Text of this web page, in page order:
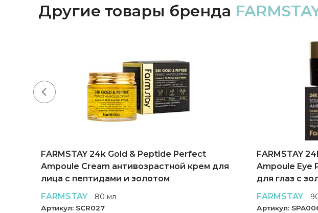
Другие товары бренда
FARMSTAY 24k Gold & Peptide Perfect
Ampoule Cream антивозрастной крем для
лица с пептидами и золотом
FARMSTAY
80 мл
Артикул: SCR027
FARMSTAY
Ampoule Eye
для глаз с
FARMSTAY
Артикул: